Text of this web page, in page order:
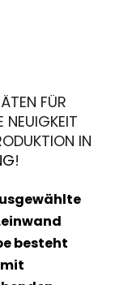
FÜR
NEUIGKEIT
IN
!
besteht